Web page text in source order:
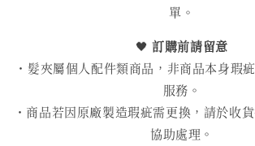
單。
🖤訂購前請留意
・髮夾屬個人配件類商品，非商品本身瑕
服務。
・商品若因原廠製造瑕疵需更換，請於收
協助處理。